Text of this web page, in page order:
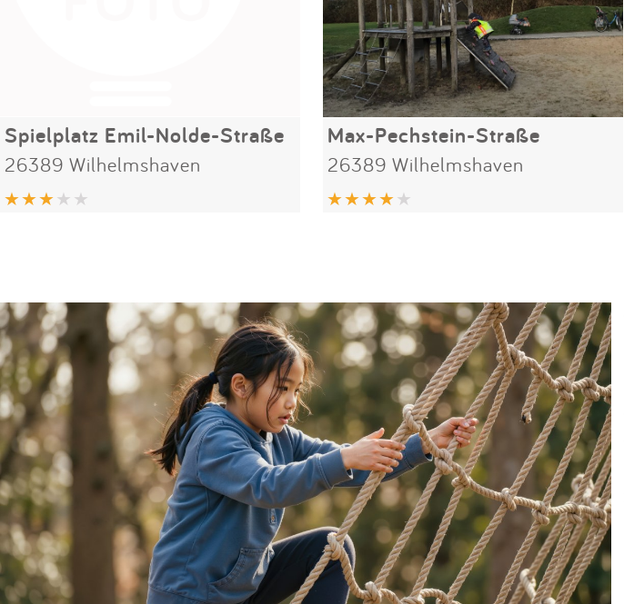
Spielplatz Emil-Nolde-Straße
26389 Wilhelmshaven
Max-Pechstein-Straße
26389 Wilhelmshaven